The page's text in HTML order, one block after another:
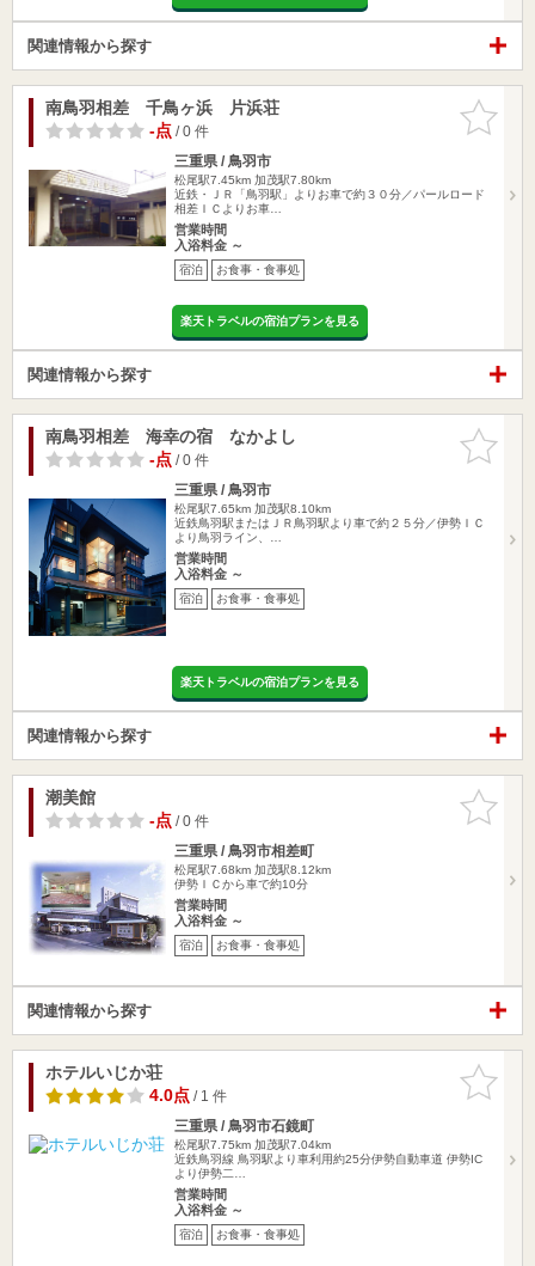
関連情報から探す
お気に入
りに追加
南鳥羽相差 千鳥ヶ浜 片浜荘
-点/ 0 件
三重県 / 鳥羽市
松尾駅7.45km 加茂駅7.80km
近鉄・ＪＲ「鳥羽駅」よりお車で約３０分／パールロード
相差ＩＣよりお車…
営業時間
入浴料金 ～
宿泊 お食事・食事処
楽天トラベルの宿泊プランを見る
関連情報から探す
お気に入
りに追加
南鳥羽相差 海幸の宿 なかよし
-点/ 0 件
三重県 / 鳥羽市
松尾駅7.65km 加茂駅8.10km
近鉄鳥羽駅またはＪＲ鳥羽駅より車で約２５分／伊勢ＩＣ
より鳥羽ライン、…
営業時間
入浴料金 ～
宿泊 お食事・食事処
楽天トラベルの宿泊プランを見る
関連情報から探す
お気に入
りに追加
潮美館
-点/ 0 件
三重県 / 鳥羽市相差町
松尾駅7.68km 加茂駅8.12km
伊勢ＩＣから車で約10分
営業時間
入浴料金 ～
宿泊 お食事・食事処
関連情報から探す
お気に入
りに追加
ホテルいじか荘
4.0点/ 1 件
三重県 / 鳥羽市石鏡町
松尾駅7.75km 加茂駅7.04km
近鉄鳥羽線 鳥羽駅より車利用約25分伊勢自動車道 伊勢IC
より伊勢二…
営業時間
入浴料金 ～
宿泊 お食事・食事処